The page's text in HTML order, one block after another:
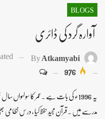
BLOGS
آوارہ گرد کی ڈائری
ByAtkamyabi
976
یہ 1996ء کی بات ہے ۔عمر کا
مدرسے میں ۔ قرآن مجید حفظ کیا ، درس نظامی